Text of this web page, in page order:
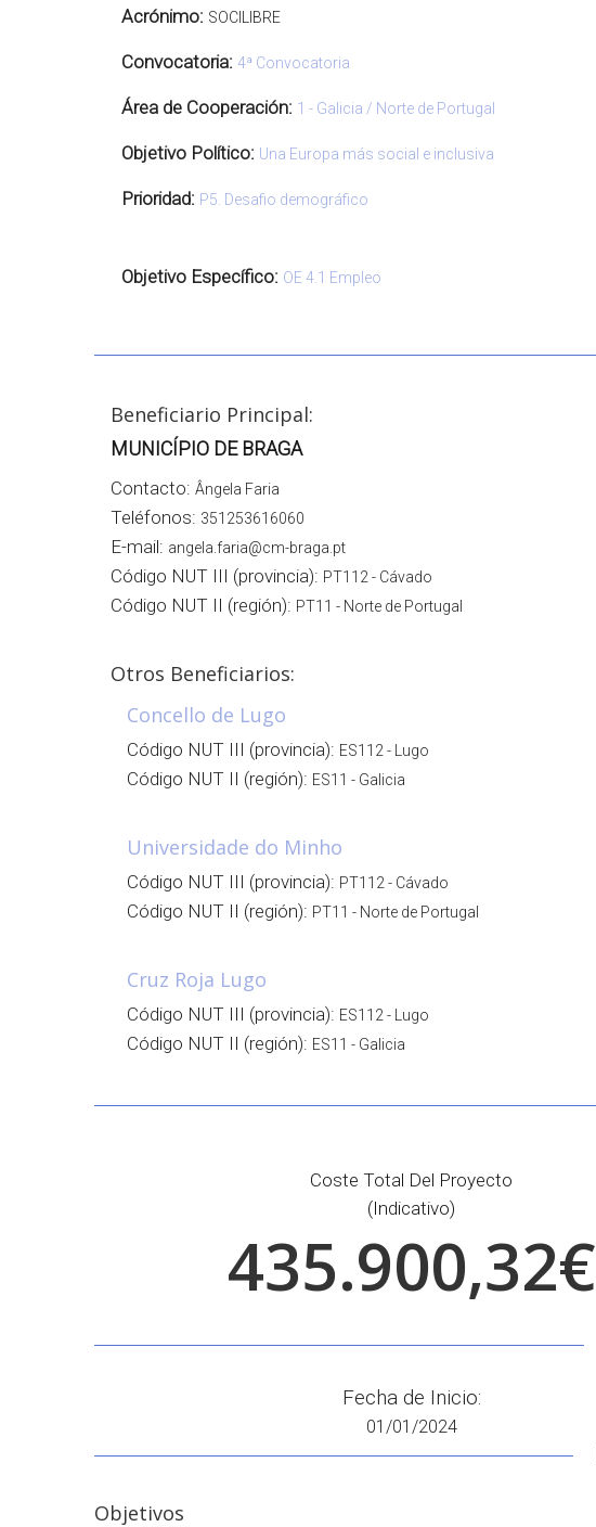
Acrónimo: SOCILIBRE
Convocatoria: 4ª Convocatoria
Área de Cooperación: 1 - Galicia / Norte de Portugal
Objetivo Político: Una Europa más social e inclusiva
Prioridad: P5. Desafio demográfico
Objetivo Específico: OE 4.1 Empleo
Beneficiario Principal:
MUNICÍPIO DE BRAGA
Contacto: Ângela Faria
Teléfonos: 351253616060
E-mail: angela.faria@cm-braga.pt
Código NUT III (provincia): PT112 - Cávado
Código NUT II (región): PT11 - Norte de Portugal
Otros Beneficiarios:
Concello de Lugo
Código NUT III (provincia): ES112 - Lugo
Código NUT II (región): ES11 - Galicia
Universidade do Minho
Código NUT III (provincia): PT112 - Cávado
Código NUT II (región): PT11 - Norte de Portugal
Cruz Roja Lugo
Código NUT III (provincia): ES112 - Lugo
Código NUT II (región): ES11 - Galicia
Coste Total Del Proyecto
(indicativo)
435.900,32€
Fecha de Inicio:
01/01/2024
Objetivos